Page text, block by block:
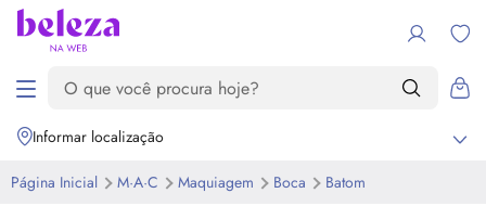
Informar localização
Página Inicial M·A·C Maquiagem Boca Batom